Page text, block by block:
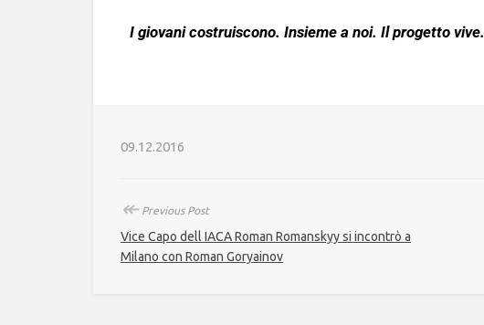
I giovani costruiscono. Insieme a noi. Il progetto vive.
09.12.2016
↞Previous Post
Vice Capo dell IACA Roman Romanskyy si incontrò a
Milano con Roman Goryainov